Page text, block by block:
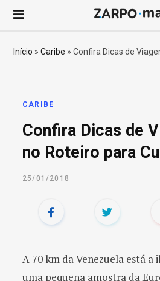
Início »Caribe »Confira Dicas de
CARIBE
Confira Dicas de
no Roteiro para
25/01/2018
A 70 km da Venezuela está a
uma pequena amostra da